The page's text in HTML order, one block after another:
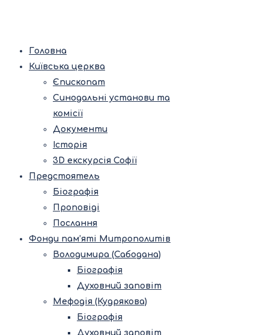
Головна
Київська церква
Єпископат
Синодальні установи та
комісії
Документи
Історія
3D екскурсія Софії
Предстоятель
Біографія
Проповіді
Послання
Фонди пам’яті Митрополитів
Володимира (Сабодана)
Біографія
Духовний заповіт
Мефодія (Кудрякова)
Біографія
Духовний заповіт